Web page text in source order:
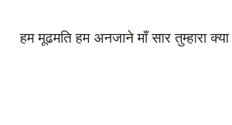
हम मूढमति हम अनजाने माँ सार तुम्हारा